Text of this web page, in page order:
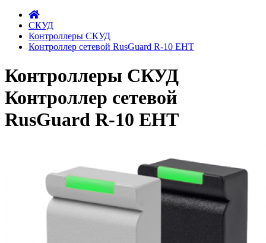
СКУД
Контроллеры СКУД
Контроллер сетевой RusGuard R-10 EHT
Контроллеры СКУД
Контроллер сетевой
RusGuard R-10 EHT